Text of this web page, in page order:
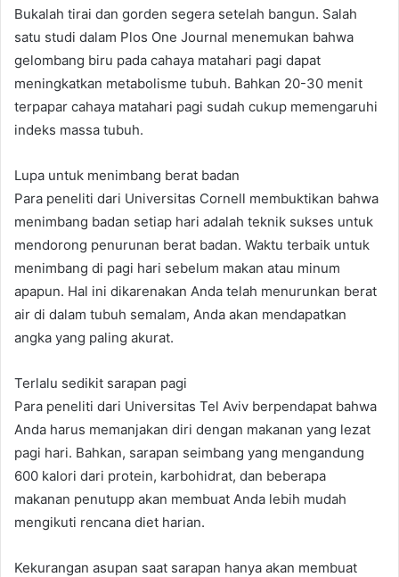
Bukalah tirai dan gorden segera setelah bangun. Salah
satu studi dalam Plos One Journal menemukan bahwa
gelombang biru pada cahaya matahari pagi dapat
meningkatkan metabolisme tubuh. Bahkan 20-30 menit
terpapar cahaya matahari pagi sudah cukup memengaruhi
indeks massa tubuh.
Lupa untuk menimbang berat badan
Para peneliti dari Universitas Cornell membuktikan bahwa
menimbang badan setiap hari adalah teknik sukses untuk
mendorong penurunan berat badan. Waktu terbaik untuk
menimbang di pagi hari sebelum makan atau minum
apapun. Hal ini dikarenakan Anda telah menurunkan berat
air di dalam tubuh semalam, Anda akan mendapatkan
angka yang paling akurat.
Terlalu sedikit sarapan pagi
Para peneliti dari Universitas Tel Aviv berpendapat bahwa
Anda harus memanjakan diri dengan makanan yang lezat
pagi hari. Bahkan, sarapan seimbang yang mengandung
600 kalori dari protein, karbohidrat, dan beberapa
makanan penutupp akan membuat Anda lebih mudah
mengikuti rencana diet harian.
Kekurangan asupan saat sarapan hanya akan membuat